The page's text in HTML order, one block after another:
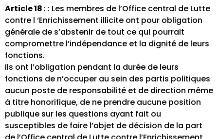
Article 18 : : Les membres de l’Office central de Lutte
contre l ‘Enrichissement illicite ont pour obligation
générale de s’abstenir de tout ce qui pourrait
compromettre l’indépendance et la dignité de leurs
fonctions.
Ils ont l’obligation pendant la durée de leurs
fonctions de n’occuper au sein des partis politiques
aucun poste de responsabilité et de direction même
à titre honorifique, de ne prendre aucune position
publique sur les questions ayant fait ou
susceptibles de faire l’objet de décision de la part